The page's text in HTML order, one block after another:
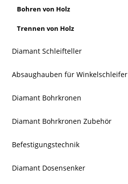
Bohren von Holz
Trennen von Holz
Diamant Schleifteller
Absaughauben für Winkelschleifer
Diamant Bohrkronen
Diamant Bohrkronen Zubehör
Befestigungstechnik
Diamant Dosensenker